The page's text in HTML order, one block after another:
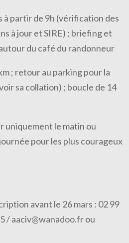
partir de 9h (vérification des
à jour et SIRE) ; briefing et
du café du randonneur
; retour au parking pour la
sa collation) ; boucle de 14
uniquement le matin ou
pour les plus courageux
avant le 26 mars : 02 99
/ aaciv@wanadoo.fr ou